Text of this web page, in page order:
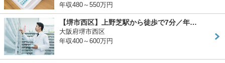
年収480～550万円
【堺市西区】上野芝駅から徒歩で7分／年…
大阪府堺市西区
年収400～600万円